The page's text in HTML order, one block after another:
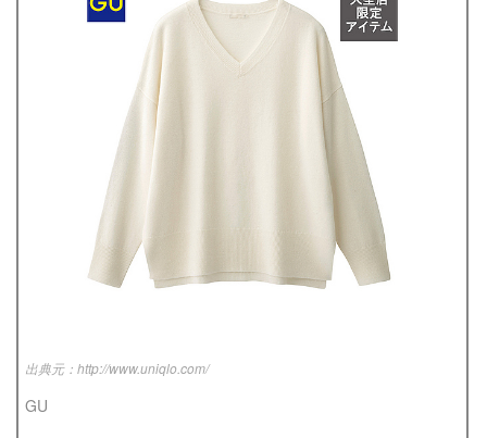
http://www.uniqlo.com/
GU